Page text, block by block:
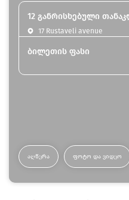
12 განრისხებული
17 Rustaveli avenue
ბილეთის ფასი
ᲐᲦᲬᲔᲠᲐ ᲤᲝᲢᲝ ᲓᲐ ᲕᲘᲓᲔᲝ